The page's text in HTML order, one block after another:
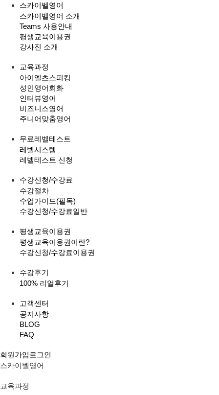
스카이벨영어
스카이벨영어 소개
Teams 사용안내
평생교육이용권
강사진 소개
교육과정
아이엘츠스피킹
성인영어회화
인터뷰영어
비즈니스영어
주니어맞춤영어
무료레벨테스트
레벨시스템
레벨테스트 신청
수강신청/수강료
수강절차
수업가이드(필독)
수강신청/수강료일반
평생교육이용권
평생교육이용권이란?
수강신청/수강료이용권
수강후기
100% 리얼후기
고객센터
공지사항
BLOG
FAQ
회원가입 로그인
스카이벨영어
교육과정